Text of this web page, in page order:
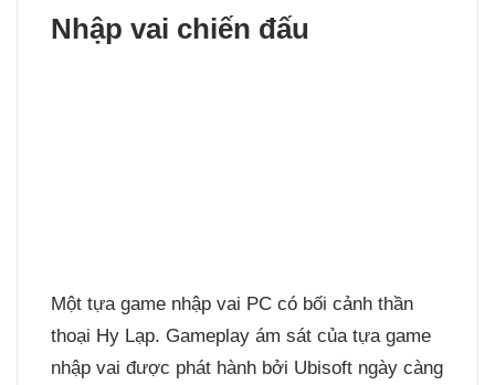
Nhập vai chiến đấu
Một tựa game nhập vai PC có bối cảnh thần
thoại Hy Lạp. Gameplay ám sát của tựa game
nhập vai được phát hành bởi Ubisoft ngày càng